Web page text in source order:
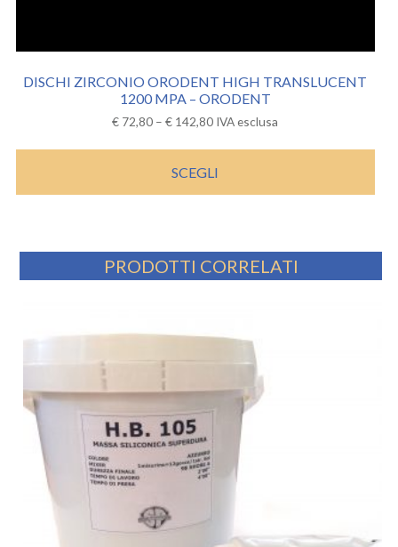
DISCHI ZIRCONIO ORODENT HIGH TRANSLUCENT
1200 MPA – ORODENT
€ 72,80 –€ 142,80 IVA esclusa
SCEGLI
PRODOTTI CORRELATI